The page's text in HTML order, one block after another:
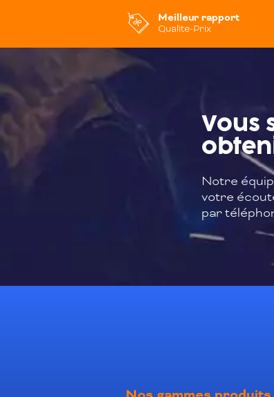
Avec levier 1160 ×
Avec levier
Meilleur rapport
Qualite-Prix
Vous
Notre
votre
par